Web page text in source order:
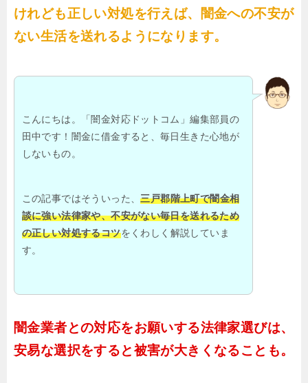
けれども正しい対処を行えば、闇金への不安が
ない生活を送れるようになります。
こんにちは。「闇金対応ドットコム」編集部員の
田中です！闇金に借金すると、毎日生きた心地が
しないもの。
この記事ではそういった、三戸郡階上町で闇金相
談に強い法律家や、不安がない毎日を送れるため
の正しい対処するコツをくわしく解説していま
す。
闇金業者との対応をお願いする法律家選びは、
安易な選択をすると被害が大きくなることも。